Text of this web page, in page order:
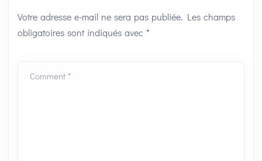
Votre adresse e-mail ne sera pas publiée. Les champs
obligatoires sont indiqués avec *
Comment *